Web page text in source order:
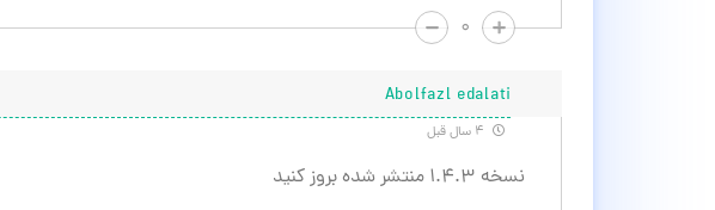
۰
Abolfazl edalati
نسخه ۱.۴.۳ منتشر شده بروز کنید